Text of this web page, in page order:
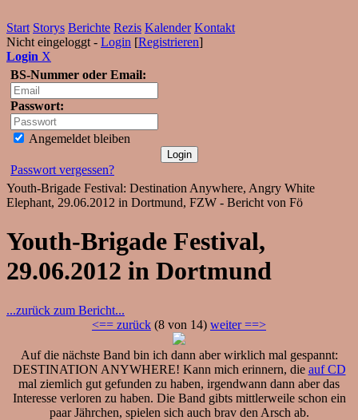
Start Storys Berichte Rezis Kalender Kontakt
Nicht eingeloggt - Login [Registrieren]
Login X
BS-Nummer oder Email:
Passwort:
Angemeldet bleiben
Passwort vergessen?
Youth-Brigade Festival: Destination Anywhere, Angry White
Elephant, 29.06.2012 in Dortmund, FZW - Bericht von Fö
Youth-Brigade Festival,
29.06.2012 in Dortmund
...zurück zum Bericht...
<== zurück (8 von 14) weiter ==>
Auf die nächste Band bin ich dann aber wirklich mal gespannt:
DESTINATION ANYWHERE! Kann mich erinnern, die auf CD
mal ziemlich gut gefunden zu haben, irgendwann dann aber das
Interesse verloren zu haben. Die Band gibts mittlerweile schon ein
paar Jährchen, spielen sich auch brav den Arsch ab.